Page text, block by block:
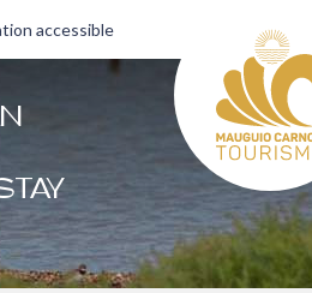
accessible